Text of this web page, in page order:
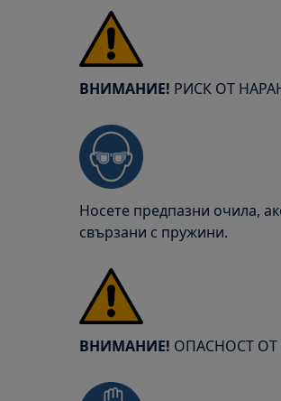
ВНИМАНИЕ! РИСК ОТ
Носете предпазни очила,
свързани с пружини.
ВНИМАНИЕ! ОПАСНОСТ